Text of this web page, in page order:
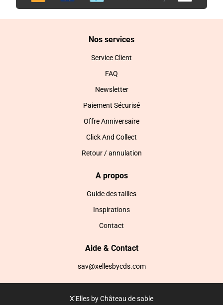
Nos services
Service Client
FAQ
Newsletter
Paiement Sécurisé
Offre Anniversaire
Click And Collect
Retour / annulation
A propos
Guide des tailles
Inspirations
Contact
Aide & Contact
sav@xellesbycds.com
X’Elles by Château de sable